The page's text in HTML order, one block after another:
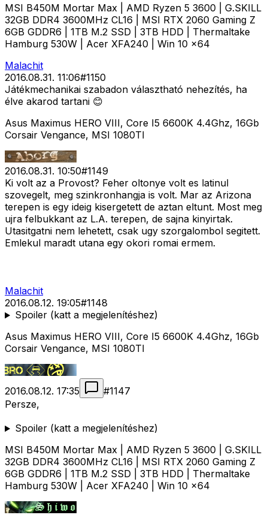
MSI B450M Mortar Max | AMD Ryzen 5 3600 | G.SKILL
32GB DDR4 3600MHz CL16 | MSI RTX 2060 Gaming Z
6GB GDDR6 | 1TB M.2 SSD | 3TB HDD | Thermaltake
Hamburg 530W | Acer XFA240 | Win 10 x64
Malachit
2016.08.31. 11:06#1150
Játékmechanikai szabadon választható nehezítés, ha
élve akarod tartani 😊
Asus Maximus HERO VIII, Core I5 6600K 4.4Ghz, 16Gb
Corsair Vengance, MSI 1080TI
2016.08.31. 10:50#1149
Ki volt az a Provost? Feher oltonye volt es latinul
szovegelt, meg szinkronhangja is volt. Mar az Arizona
terepen is egy ideig kisergetett de aztan eltunt. Most meg
ujra felbukkant az L.A. terepen, de sajna kinyirtak.
Utasitgatni nem lehetett, csak ugy szorgalombol segitett.
Emlekul maradt utana egy okori romai ermem.
Malachit
2016.08.12. 19:05#1148
Spoiler (katt a megjelenítéshez)
Asus Maximus HERO VIII, Core I5 6600K 4.4Ghz, 16Gb
Corsair Vengance, MSI 1080TI
2016.08.12. 17:35 #1147
Persze,
Spoiler (katt a megjelenítéshez)
MSI B450M Mortar Max | AMD Ryzen 5 3600 | G.SKILL
32GB DDR4 3600MHz CL16 | MSI RTX 2060 Gaming Z
6GB GDDR6 | 1TB M.2 SSD | 3TB HDD | Thermaltake
Hamburg 530W | Acer XFA240 | Win 10 x64